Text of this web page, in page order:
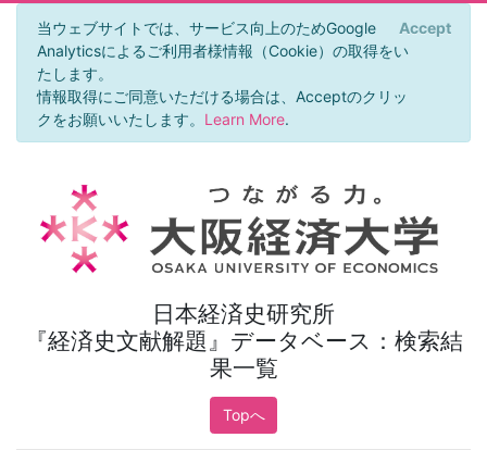
当ウェブサイトでは、サービス向上のためGoogle
Analyticsによるご利用者様情報（Cookie）の取得をい
たします。
情報取得にご同意いただける場合は、Acceptのクリッ
クをお願いいたします。 Learn More.
Accept
日本経済史研究所
『経済史文献解題』データベース：検索結
果一覧
Topへ
×